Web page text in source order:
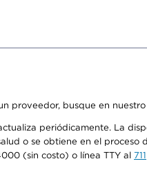
proveedor, busque en
periódicamente. La
o se obtiene en el
(sin costo) o línea TTY al 711